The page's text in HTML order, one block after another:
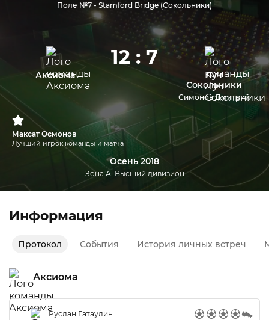
Поле №7 - Stamford Bridge (Сокольники)
Аксиома
12 : 7
Луч
Сокольники
Симонов Дмитрий
Максат Осмонов
Лучший игрок команды и матча
Осень 2018
Зона А. Высший дивизион
Информация
Протокол События История личных встреч
Аксиома
Руслан Гатаулин